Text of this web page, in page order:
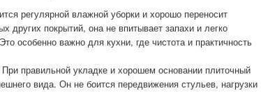
регулярной влажной уборки и хорошо переносит
других покрытий, она не впитывает запахи и легко
особенно важно для кухни, где чистота и практичность
правильной укладке и хорошем основании плиточный
вида. Он не боится передвижения стульев, нагрузки